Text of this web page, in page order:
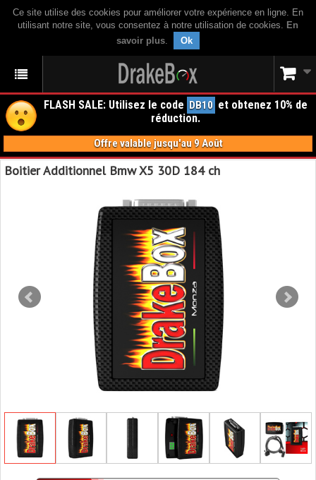
Ce site utilise des cookies pour améliorer votre expérience en ligne. En
utilisant notre site, vous consentez à notre utilisation de cookies. En
savoir plus. Ok
FLASH SALE: Utilisez le code DB10 et obtenez 10% de
réduction.
Offre valable jusqu'au 9 Août
Boitier Additionnel Bmw X5 30D 184 ch